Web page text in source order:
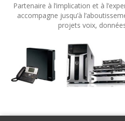
Partenaire à l’implication et à
accompagne jusqu’à
projets voix,